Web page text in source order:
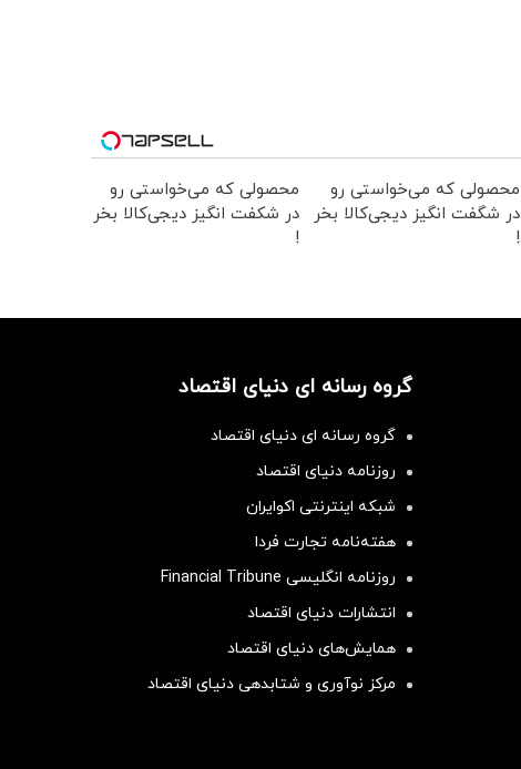
محصولی که می‌خواستی رو
در شگفت انگیز دیجی‌کالا بخر
!
محصولی که می‌خواستی رو
در شکفت انگیز دیجی‌کالا بخر
!
گروه رسانه ای دنیای اقتصاد
گروه رسانه ای دنیای اقتصاد
روزنامه دنیای اقتصاد
شبکه اینترنتی اکوایران
هفته‌نامه تجارت فردا
روزنامه انگلیسی Financial Tribune
انتشارات دنیای اقتصاد
همایش‌های دنیای اقتصاد
مرکز نوآوری و شتابدهی دنیای اقتصاد